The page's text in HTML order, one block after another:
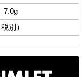
​7.0g
別）